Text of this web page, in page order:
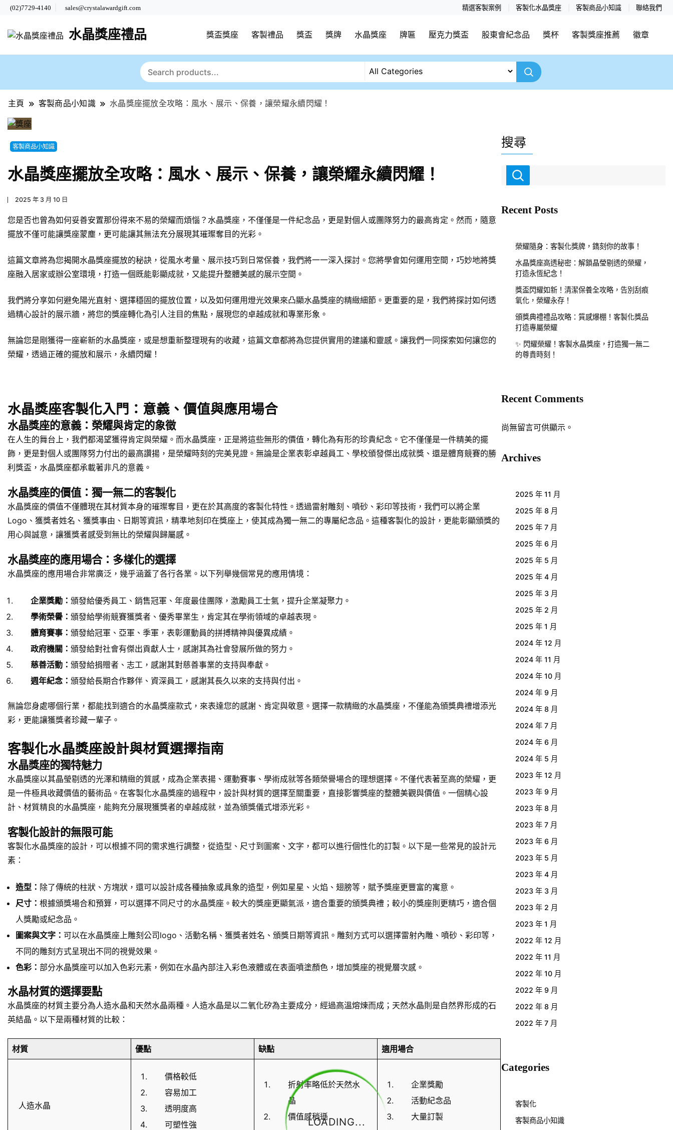
(02)7729-4140 sales@crystalawardgift.com 精選客製案例 客製化水晶獎座 客製商品小知識 聯絡我們
水晶獎座禮品 獎盃獎座 客製禮品 獎盃 獎牌 水晶獎座 牌匾 壓克力獎盃 股東會紀念品 獎杯 客製獎座推薦 徽章
LOADING...
主頁 客製商品小知識 水晶獎座擺放全攻略：風水、展示、保養，讓榮耀永續閃耀！
客製商品小知識
水晶獎座擺放全攻略：風水、展示、保養，讓榮耀永續閃耀！
2025 年 3 月 10 日
您是否也曾為如何妥善安置那份得來不易的榮耀而煩惱？水晶獎座，不僅僅是一件紀念品，更是對個人或團隊努力的最高肯定。然而，隨意
擺放不僅可能讓獎座蒙塵，更可能讓其無法充分展現其璀璨奪目的光彩。
這篇文章將為您揭開水晶獎座擺放的秘訣，從風水考量、展示技巧到日常保養，我們將一一深入探討。您將學會如何運用空間，巧妙地將獎
座融入居家或辦公室環境，打造一個既能彰顯成就，又能提升整體美感的展示空間。
我們將分享如何避免陽光直射、選擇穩固的擺放位置，以及如何運用燈光效果來凸顯水晶獎座的精緻細節。更重要的是，我們將探討如何透
過精心設計的展示牆，將您的獎座轉化為引人注目的焦點，展現您的卓越成就和專業形象。
無論您是剛獲得一座嶄新的水晶獎座，或是想重新整理現有的收藏，這篇文章都將為您提供實用的建議和靈感。讓我們一同探索如何讓您的
榮耀，透過正確的擺放和展示，永續閃耀！
水晶獎座客製化入門：意義、價值與應用場合
水晶獎座的意義：榮耀與肯定的象徵
在人生的舞台上，我們都渴望獲得肯定與榮耀。而水晶獎座，正是將這些無形的價值，轉化為有形的珍貴紀念。它不僅僅是一件精美的擺
飾，更是對個人或團隊努力付出的最高讚揚，是榮耀時刻的完美見證。無論是企業表彰卓越員工、學校頒發傑出成就獎、還是體育競賽的勝
利獎盃，水晶獎座都承載著非凡的意義。
水晶獎座的價值：獨一無二的客製化
水晶獎座的價值不僅體現在其材質本身的璀璨奪目，更在於其高度的客製化特性。透過雷射雕刻、噴砂、彩印等技術，我們可以將企業
Logo、獲獎者姓名、獲獎事由、日期等資訊，精準地刻印在獎座上，使其成為獨一無二的專屬紀念品。這種客製化的設計，更能彰顯頒獎的
用心與誠意，讓獲獎者感受到無比的榮耀與歸屬感。
水晶獎座的應用場合：多樣化的選擇
水晶獎座的應用場合非常廣泛，幾乎涵蓋了各行各業。以下列舉幾個常見的應用情境：
企業獎勵： 頒發給優秀員工、銷售冠軍、年度最佳團隊，激勵員工士氣，提升企業凝聚力。
學術榮譽： 頒發給學術競賽獲獎者、優秀畢業生，肯定其在學術領域的卓越表現。
體育賽事： 頒發給冠軍、亞軍、季軍，表彰運動員的拼搏精神與優異成績。
政府機關： 頒發給對社會有傑出貢獻人士，感謝其為社會發展所做的努力。
慈善活動： 頒發給捐贈者、志工，感謝其對慈善事業的支持與奉獻。
週年紀念： 頒發給長期合作夥伴、資深員工，感謝其長久以來的支持與付出。
無論您身處哪個行業，都能找到適合的水晶獎座款式，來表達您的感謝、肯定與敬意。選擇一款精緻的水晶獎座，不僅能為頒獎典禮增添光
彩，更能讓獲獎者珍藏一輩子。
客製化水晶獎座設計與材質選擇指南
水晶獎座的獨特魅力
水晶獎座以其晶瑩剔透的光澤和精緻的質感，成為企業表揚、運動賽事、學術成就等各類榮譽場合的理想選擇。不僅代表著至高的榮耀，更
是一件極具收藏價值的藝術品。在客製化水晶獎座的過程中，設計與材質的選擇至關重要，直接影響獎座的整體美觀與價值。一個精心設
計、材質精良的水晶獎座，能夠充分展現獲獎者的卓越成就，並為頒獎儀式增添光彩。
客製化設計的無限可能
客製化水晶獎座的設計，可以根據不同的需求進行調整，從造型、尺寸到圖案、文字，都可以進行個性化的訂製。以下是一些常見的設計元
素：
造型： 除了傳統的柱狀、方塊狀，還可以設計成各種抽象或具象的造型，例如星星、火焰、翅膀等，賦予獎座更豐富的寓意。
尺寸： 根據頒獎場合和預算，可以選擇不同尺寸的水晶獎座。較大的獎座更顯氣派，適合重要的頒獎典禮；較小的獎座則更精巧，適合個
人獎勵或紀念品。
圖案與文字： 可以在水晶獎座上雕刻公司logo、活動名稱、獲獎者姓名、頒獎日期等資訊。雕刻方式可以選擇雷射內雕、噴砂、彩印等，
不同的雕刻方式呈現出不同的視覺效果。
色彩： 部分水晶獎座可以加入色彩元素，例如在水晶內部注入彩色液體或在表面噴塗顏色，增加獎座的視覺層次感。
水晶材質的選擇要點
水晶獎座的材質主要分為人造水晶和天然水晶兩種。人造水晶是以二氧化矽為主要成分，經過高溫熔煉而成；天然水晶則是自然界形成的石
英結晶。以下是兩種材質的比較：
材質 優點 缺點 適用場合
人造水晶
價格較低
容易加工
透明度高
可塑性強
折射率略低於天然水
晶
價值感稍遜
企業獎勵
活動紀念品
大量訂製
搜尋
Recent Posts
榮耀隨身：客製化獎牌，鐫刻你的故事！
水晶獎座高透秘密：解鎖晶瑩剔透的榮耀，
打造永恆紀念！
獎盃閃耀如新！清潔保養全攻略，告別刮痕
氧化，榮耀永存！
頒獎典禮禮品攻略：質感爆棚！客製化獎品
打造專屬榮耀
✨ 閃耀榮耀！客製水晶獎座，打造獨一無二
的尊貴時刻！
Recent Comments
尚無留言可供顯示。
Archives
2025 年 11 月
2025 年 8 月
2025 年 7 月
2025 年 6 月
2025 年 5 月
2025 年 4 月
2025 年 3 月
2025 年 2 月
2025 年 1 月
2024 年 12 月
2024 年 11 月
2024 年 10 月
2024 年 9 月
2024 年 8 月
2024 年 7 月
2024 年 6 月
2024 年 5 月
2023 年 12 月
2023 年 9 月
2023 年 8 月
2023 年 7 月
2023 年 6 月
2023 年 5 月
2023 年 4 月
2023 年 3 月
2023 年 2 月
2023 年 1 月
2022 年 12 月
2022 年 11 月
2022 年 10 月
2022 年 9 月
2022 年 8 月
2022 年 7 月
Categories
客製化
客製商品小知識